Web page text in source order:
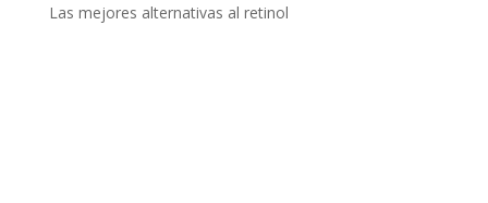
Las mejores alternativas al retinol